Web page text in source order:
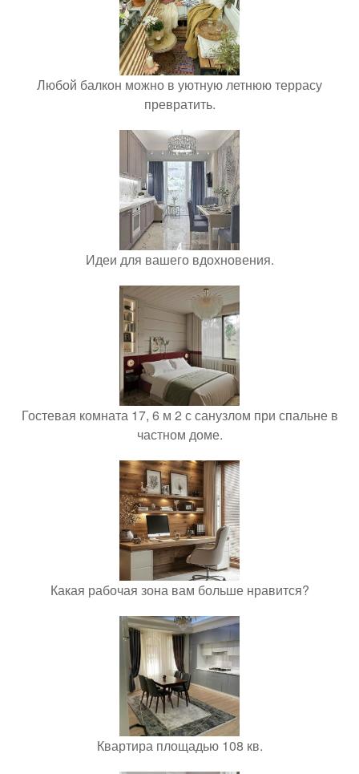
Любой балкон можно в уютную летнюю террасу
превратить.
Идеи для вашего вдохновения.
Гостевая комната 17, 6 м 2 с санузлом при спальне в
частном доме.
Какая рабочая зона вам больше нравится?
Квартира площадью 108 кв.